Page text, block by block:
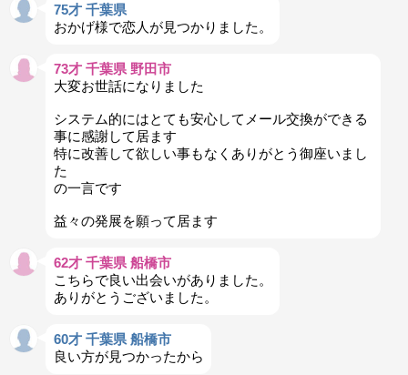
75才 千葉県
おかげ様で恋人が見つかりました。
73才 千葉県 野田市
大変お世話になりました
システム的にはとても安心してメール交換ができる
事に感謝して居ます
特に改善して欲しい事もなくありがとう御座いまし
た
の一言です
益々の発展を願って居ます
62才 千葉県 船橋市
こちらで良い出会いがありました。
ありがとうございました。
60才 千葉県 船橋市
良い方が見つかったから